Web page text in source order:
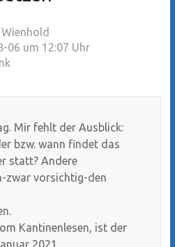
06 um 12:07 Uhr
Mir fehlt der Ausblick:
bzw. wann findet das
statt? Andere
zwar vorsichtig-den
Kantinenlesen, ist der
2021.